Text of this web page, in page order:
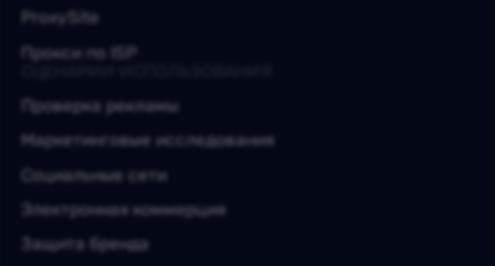
ProxySite
Прокси по ISP
Проверка рекламы
Маркетинговые исследования
Социальные сети
Электронная коммерция
Защита бренда